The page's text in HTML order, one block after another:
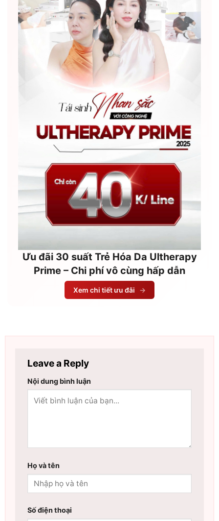
Ưu đãi 30 suất Trẻ Hóa Da Ultherapy
Prime – Chi phí vô cùng hấp dẫn
Xem chi tiết ưu đãi →
Leave a Reply
Nội dung bình luận
Họ và tên
Số điện thoại